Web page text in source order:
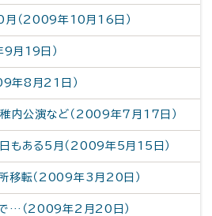
月（2009年10月16日）
月19日）
年8月21日）
稚内公演など（2009年7月17日）
もある5月（2009年5月15日）
移転（2009年3月20日）
…（2009年2月20日）